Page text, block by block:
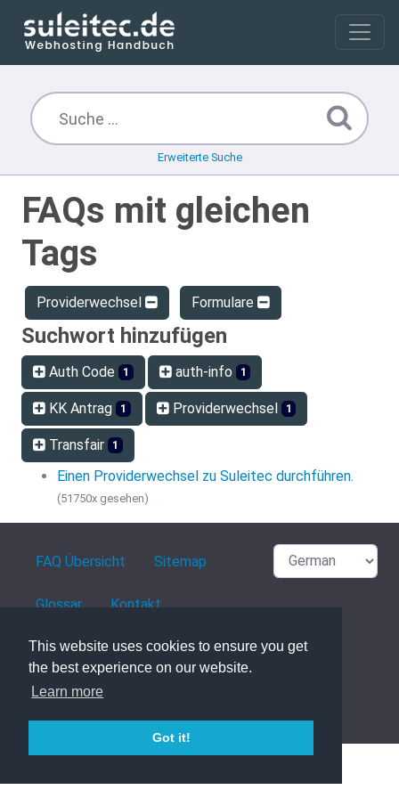
This website uses cookies to ensure you get
the best experience on our website.
Learn more
Got it!
Erweiterte Suche
FAQs mit gleichen
Tags
Providerwechsel Formulare
Suchwort hinzufügen
Auth Code 1 auth-info 1
KK Antrag 1 Providerwechsel 1
Transfair 1
Einen Providerwechsel zu Suleitec durchführen.
(51750x gesehen)
FAQ Übersicht Sitemap
Glossar Kontakt
Datenschutzerklärung
powered with ❤️ and ☕️ byphpMyFAQ3.1.8